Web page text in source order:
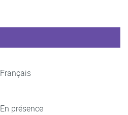
Français
En présence